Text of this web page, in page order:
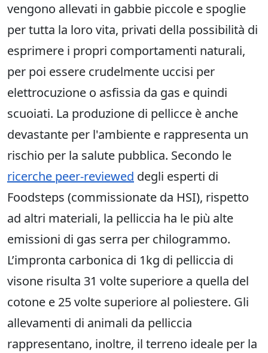
vengono allevati in gabbie piccole e spoglie
per tutta la loro vita, privati della possibilità di
esprimere i propri comportamenti naturali,
per poi essere crudelmente uccisi per
elettrocuzione o asfissia da gas e quindi
scuoiati. La produzione di pellicce è anche
devastante per l'ambiente e rappresenta un
rischio per la salute pubblica. Secondo le
ricerche peer-reviewed degli esperti di
Foodsteps (commissionate da HSI), rispetto
ad altri materiali, la pelliccia ha le più alte
emissioni di gas serra per chilogrammo.
L’impronta carbonica di 1kg di pelliccia di
visone risulta 31 volte superiore a quella del
cotone e 25 volte superiore al poliestere. Gli
allevamenti di animali da pelliccia
rappresentano, inoltre, il terreno ideale per la